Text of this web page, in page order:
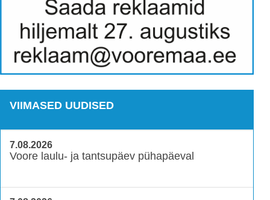
VIIMASED UUDISED
7.08.2026
Voore laulu- ja tantsupäev pühapäeval